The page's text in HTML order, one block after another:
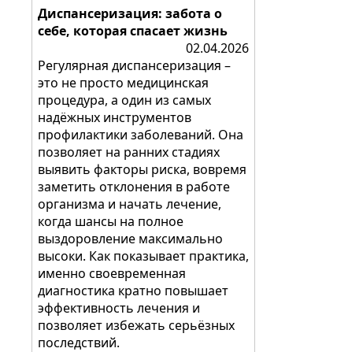
Диспансеризация: забота о
себе, которая спасает жизнь
02.04.2026
Регулярная диспансеризация –
это не просто медицинская
процедура, а один из самых
надёжных инструментов
профилактики заболеваний. Она
позволяет на ранних стадиях
выявить факторы риска, вовремя
заметить отклонения в работе
организма и начать лечение,
когда шансы на полное
выздоровление максимально
высоки. Как показывает практика,
именно своевременная
диагностика кратно повышает
эффективность лечения и
позволяет избежать серьёзных
последствий.